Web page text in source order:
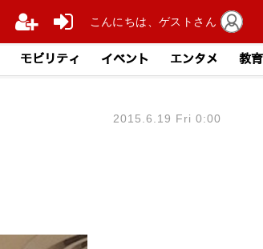
モビリティ イベント エンタメ 教育
2015.6.19 Fri 0:00
こんにちは、ゲストさん